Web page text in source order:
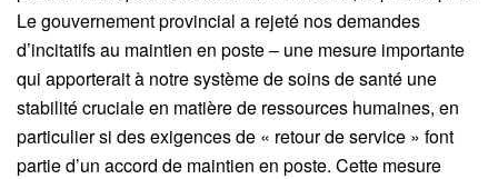
Le gouvernement provincial a rejeté nos demandes
d’incitatifs au maintien en poste – une mesure importante
qui apporterait à notre système de soins de santé une
stabilité cruciale en matière de ressources humaines, en
particulier si des exigences de « retour de service » font
partie d’un accord de maintien en poste. Cette mesure